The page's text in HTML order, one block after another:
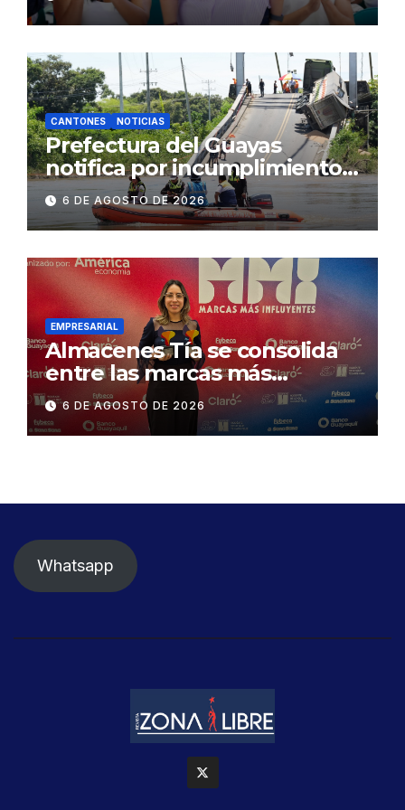
Gobierno Nacional capacita a
2.500 jóvenes
CANTONES NOTICIAS
Prefectura del Guayas
notifica por incumplimiento
contractual a la
Concesionaria CONORTE y
exige celeridad en
desmontaje del puente
Gonzalo Icaza Cornejo, en
Daule
6 DE AGOSTO DE 2026
EMPRESARIAL
Almacenes Tía se consolida
entre las marcas más
influyentes del Ecuador
6 DE AGOSTO DE 2026
Whatsapp